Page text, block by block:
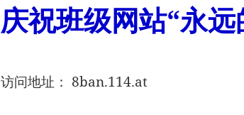
庆祝班级网站“永
访问地址： 8ban.114.at